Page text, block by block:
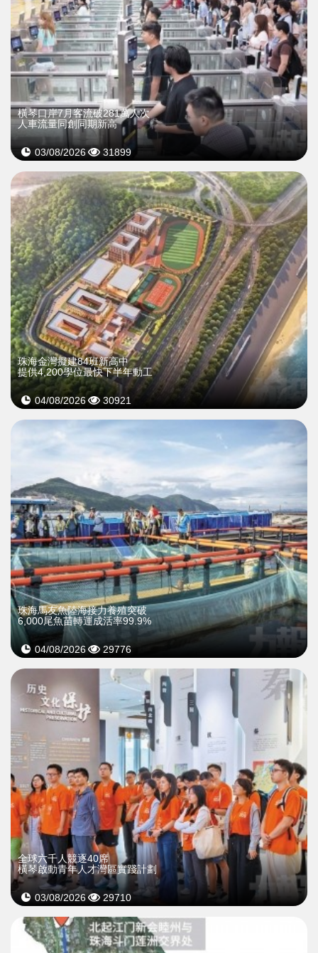
橫琴口岸7月客流破281萬人次
人車流量同創同期新高
03/08/2026 31899
珠海金灣擬建84班新高中
提供4,200學位最快下半年動工
04/08/2026 30921
珠海馬友魚陸海接力養殖突破
6,000尾魚苗轉運成活率99.9%
04/08/2026 29776
全球六千人競逐40席
橫琴啟動青年人才灣區實踐計劃
03/08/2026 29710